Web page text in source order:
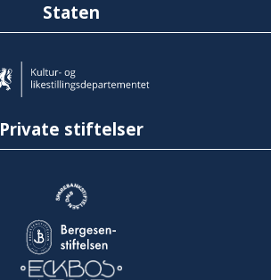
Staten
Private stiftelser